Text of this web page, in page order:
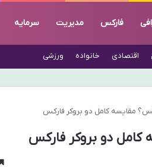
فارکس مدیریت سرمایه
اقتصادی خانواده ورزشی
مقایسه کامل دو بروکر فارکس
کامل دو بروکر فارکس